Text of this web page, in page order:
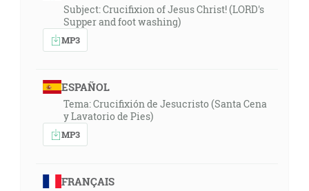
Subject: Crucifixion of Jesus Christ! (LORD's
Supper and foot washing)
MP3
ESPAÑOL
Tema: Crucifixión de Jesucristo (Santa Cena
y Lavatorio de Pies)
MP3
FRANÇAIS